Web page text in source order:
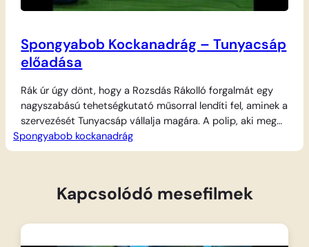
Spongyabob Kockanadrág – Tunyacsáp
előadása
Rák úr úgy dönt, hogy a Rozsdás Rákolló forgalmát egy
nagyszabású tehetségkutató műsorral lendíti fel, aminek a
szervezését Tunyacsáp vállalja magára. A polip, aki meg
van győződve saját művészi zsenialitásáról, magának
tartogatja a fő attrakciót, míg Spongyabobot minden
leszerepelnek, és…
Spongyabob kockanadrág
Kapcsolódó mesefilmek